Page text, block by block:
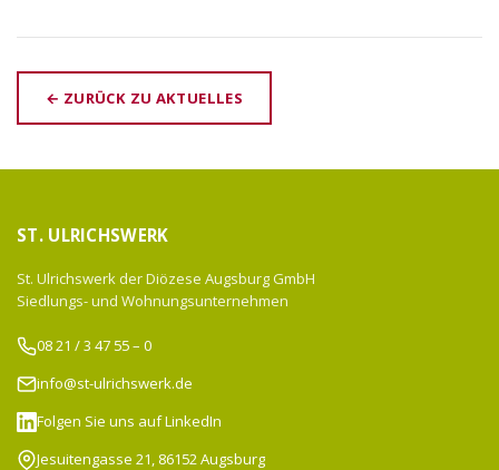
← ZURÜCK ZU AKTUELLES
ST. ULRICHSWERK
St. Ulrichswerk der Diözese Augsburg GmbH
Siedlungs- und Wohnungsunternehmen
08 21 / 3 47 55 – 0
info@st-ulrichswerk.de
Folgen Sie uns auf LinkedIn
Jesuitengasse 21, 86152 Augsburg